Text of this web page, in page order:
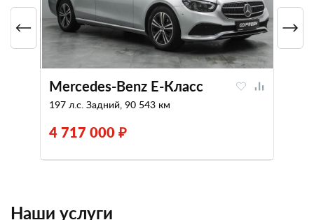
Mercedes-Benz E-Класс
197 л.с. Задний, 90 543 км
4 717 000 ₽
Наши услуги